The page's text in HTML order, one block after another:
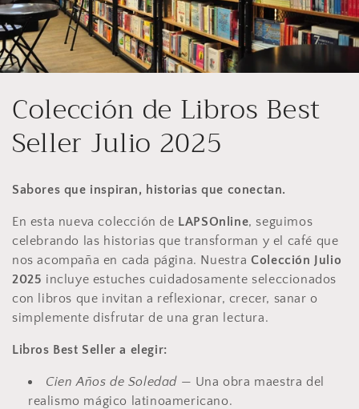
C
o
l
e
c
c
i
ó
n
Colección de Libros Best
Seller Julio 2025
Sabores que inspiran, historias que conectan.
En esta nueva colección de LAPSOnline, seguimos
celebrando las historias que transforman y el café que
nos acompaña en cada página. NuestraColección Julio
2025 incluye estuches cuidadosamente seleccionados
con libros que invitan a reflexionar, crecer, sanar o
simplemente disfrutar de una gran lectura.
Libros Best Seller a elegir:
Cien Años de Soledad — Una obra maestra del
realismo mágico latinoamericano.